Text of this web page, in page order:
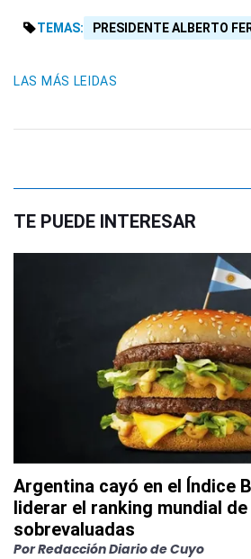
TEMAS: PRESIDENTE ALBERTO
LAS MÁS LEIDAS
TE PUEDE INTERESAR
Argentina cayó en el Índice
liderar el ranking mundial
sobrevaluadas
PorRedacción Diario de Cuyo